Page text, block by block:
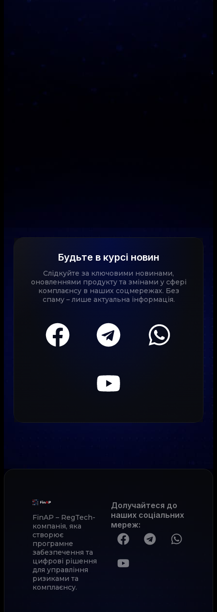
Будьте в курсі новин
Слідкуйте за ключовими новинами,
оновленнями продукту та змінами у сфері
комплаєнсу в наших соцмережах. Без
спаму – лише актуальна інформація.
FinAP – RegTech-
компанія, яка
створює
програмне
забезпечення та
цифрові рішення
для управління
ризиками та
комплаєнсу.
Долучайтеся до
наших соціальних
мереж: